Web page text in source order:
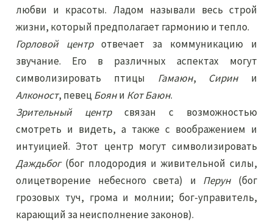
любви и красоты. Ладом называли весь строй
жизни, который предполагает гармонию и тепло.
Горловой центротвечает за коммуникацию и
звучание. Его в различных аспектах могут
символизировать птицы Гамаюн, Сирин и
Алконост, певецБояни Кот Баюн.
Зрительный центрсвязан с возможностью
смотреть и видеть, а также с воображением и
интуицией. Этот центр могут символизировать
Даждьбог(бог плодородия и живительной силы,
олицетворение небесного света) и Перун (бог
грозовых туч, грома и молнии; бог-управитель,
карающий за неисполнение законов).